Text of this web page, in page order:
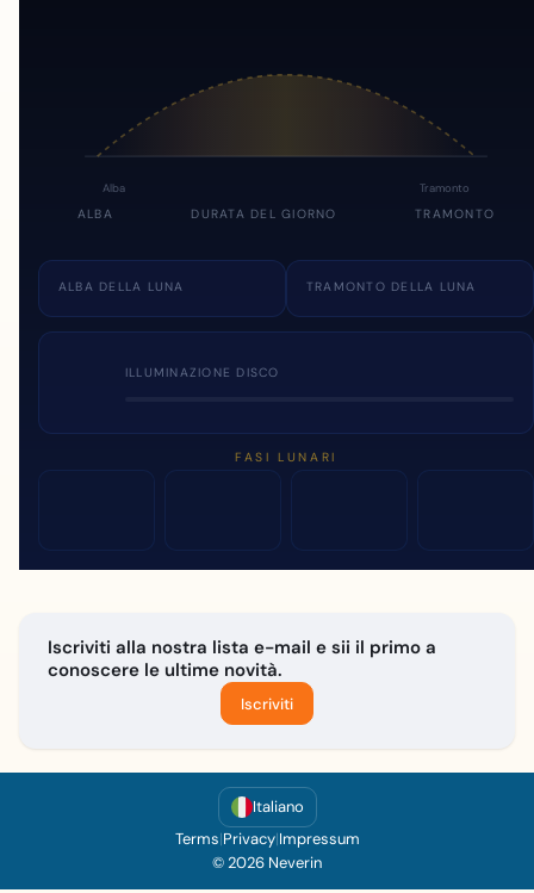
Alba Tramonto
ALBA DURATA DEL GIORNO TRAMONTO
ALBA DELLA LUNA TRAMONTO DELLA LUNA
ILLUMINAZIONE DISCO
FASI LUNARI
Iscriviti alla nostra lista e-mail e sii il primo a
conoscere le ultime novità.
Iscriviti
Italiano
Terms|Privacy|Impressum
© 2026 Neverin